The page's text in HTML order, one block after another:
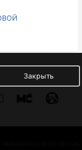
В MC DESIGN.
Закрыть